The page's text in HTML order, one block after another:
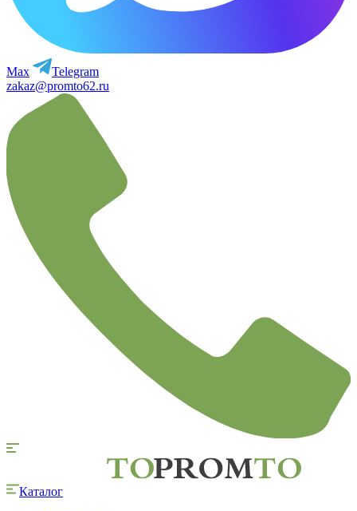
Max
Telegram
zakaz@promto62.ru
Каталог